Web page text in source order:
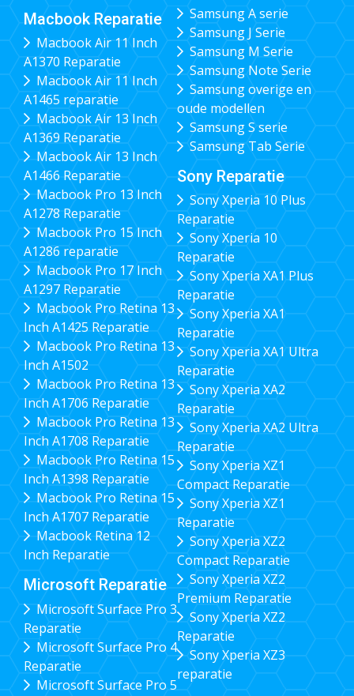
Macbook Reparatie
Macbook Air 11 Inch
A1370 Reparatie
Macbook Air 11 Inch
A1465 reparatie
Macbook Air 13 Inch
A1369 Reparatie
Macbook Air 13 Inch
A1466 Reparatie
Macbook Pro 13 Inch
A1278 Reparatie
Macbook Pro 15 Inch
A1286 reparatie
Macbook Pro 17 Inch
A1297 Reparatie
Macbook Pro Retina 13
Inch A1425 Reparatie
Macbook Pro Retina 13
Inch A1502
Macbook Pro Retina 13
Inch A1706 Reparatie
Macbook Pro Retina 13
Inch A1708 Reparatie
Macbook Pro Retina 15
Inch A1398 Reparatie
Macbook Pro Retina 15
Inch A1707 Reparatie
Macbook Retina 12
Inch Reparatie
Microsoft Reparatie
Microsoft Surface Pro 3
Reparatie
Microsoft Surface Pro 4
Reparatie
Microsoft Surface Pro 5
Samsung A serie
Samsung J Serie
Samsung M Serie
Samsung Note Serie
Samsung overige en
oude modellen
Samsung S serie
Samsung Tab Serie
Sony Reparatie
Sony Xperia 10 Plus
Reparatie
Sony Xperia 10
Reparatie
Sony Xperia XA1 Plus
Reparatie
Sony Xperia XA1
Reparatie
Sony Xperia XA1 Ultra
Reparatie
Sony Xperia XA2
Reparatie
Sony Xperia XA2 Ultra
Reparatie
Sony Xperia XZ1
Compact Reparatie
Sony Xperia XZ1
Reparatie
Sony Xperia XZ2
Compact Reparatie
Sony Xperia XZ2
Premium Reparatie
Sony Xperia XZ2
Reparatie
Sony Xperia XZ3
reparatie